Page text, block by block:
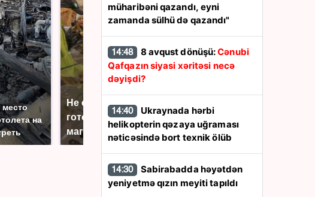
место
на
Не ешьте эту
готовую еду из
магазина: список
жестокое убийство
криптомиллионера
müharibəni qazandı, eyni
zamanda sülhü də qazandı"
14:48 8 avqust dönüşü:Cənubi
Qafqazın siyasi xəritəsi necə
dəyişdi?
14:40
helikopterin qəzaya uğraması
nəticəsində bort texnik ölüb
14:30
yeniyetmə qızın meyiti tapıldı